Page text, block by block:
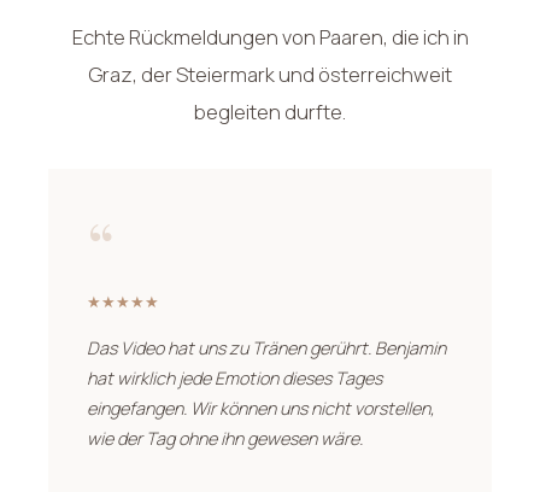
Echte Rückmeldungen von Paaren, die ich in
Graz, der Steiermark und österreichweit
begleiten durfte.
“
★★★★★
Das Video hat uns zu Tränen gerührt. Benjamin
hat wirklich jede Emotion dieses Tages
eingefangen. Wir können uns nicht vorstellen,
wie der Tag ohne ihn gewesen wäre.